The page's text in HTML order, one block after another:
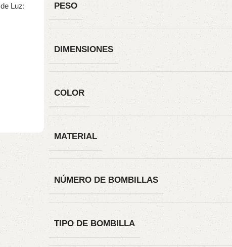
PESO
DIMENSIONES
COLOR
MATERIAL
NÚMERO DE BOMBILLAS
TIPO DE BOMBILLA